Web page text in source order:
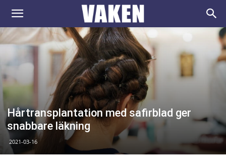
VAKEN.se
Hårtransplantation med safirblad ger
snabbare läkning
2021-03-16